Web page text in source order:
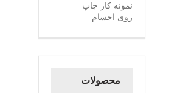
نمونه کار چاپ
روی اجسام
محصولات